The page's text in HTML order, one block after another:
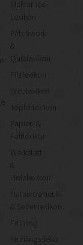
Makramee-
Lexikon
Patchwork-
&
Quiltlexikon
Weblexikon
Töpferlexikon
Papier- &
Faltlexikon
Werkstatt-
&
Holzlexikon
Naturkosmetik-
& Seifenlexikon
Frühling
Frühlingsdeko